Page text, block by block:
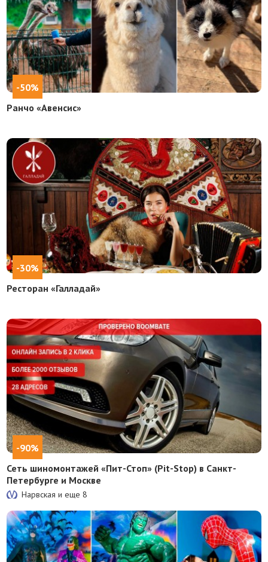
-50%
Ранчо «Авенсис»
-30%
Ресторан «Галладай»
-90%
Сеть шиномонтажей «Пит-Стоп» (Pit-Stop) в Санкт-
Петербурге и Москве
Нарвская и еще8